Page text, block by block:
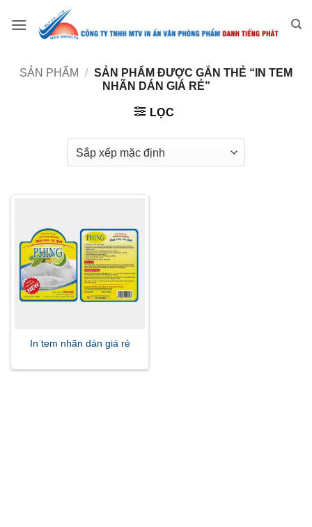
qua
SẢN PHẨM
/ SẢN PHẨM ĐƯỢC GẮN THẺ “IN TEM
NHÃN DÁN GIÁ RẺ”
LỌC
In tem nhãn dán giá rẻ